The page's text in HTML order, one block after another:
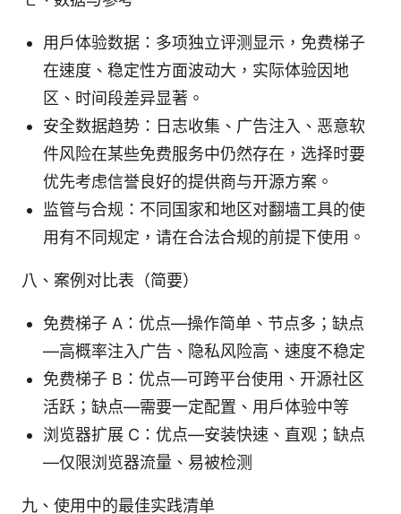
用户体验数据：多项独立评测显示，免费梯子
在速度、稳定性方面波动大，实际体验因地
区、时间段差异显著。
安全数据趋势：日志收集、广告注入、恶意软
件风险在某些免费服务中仍然存在，选择时要
优先考虑信誉良好的提供商与开源方案。
监管与合规：不同国家和地区对翻墙工具的使
用有不同规定，请在合法合规的前提下使用。
八、案例对比表（简要）
免费梯子 A：优点—操作简单、节点多；缺点
—高概率注入广告、隐私风险高、速度不稳定
免费梯子 B：优点—可跨平台使用、开源社区
活跃；缺点—需要一定配置、用户体验中等
浏览器扩展 C：优点—安装快速、直观；缺点
—仅限浏览器流量、易被检测
九、使用中的最佳实践清单